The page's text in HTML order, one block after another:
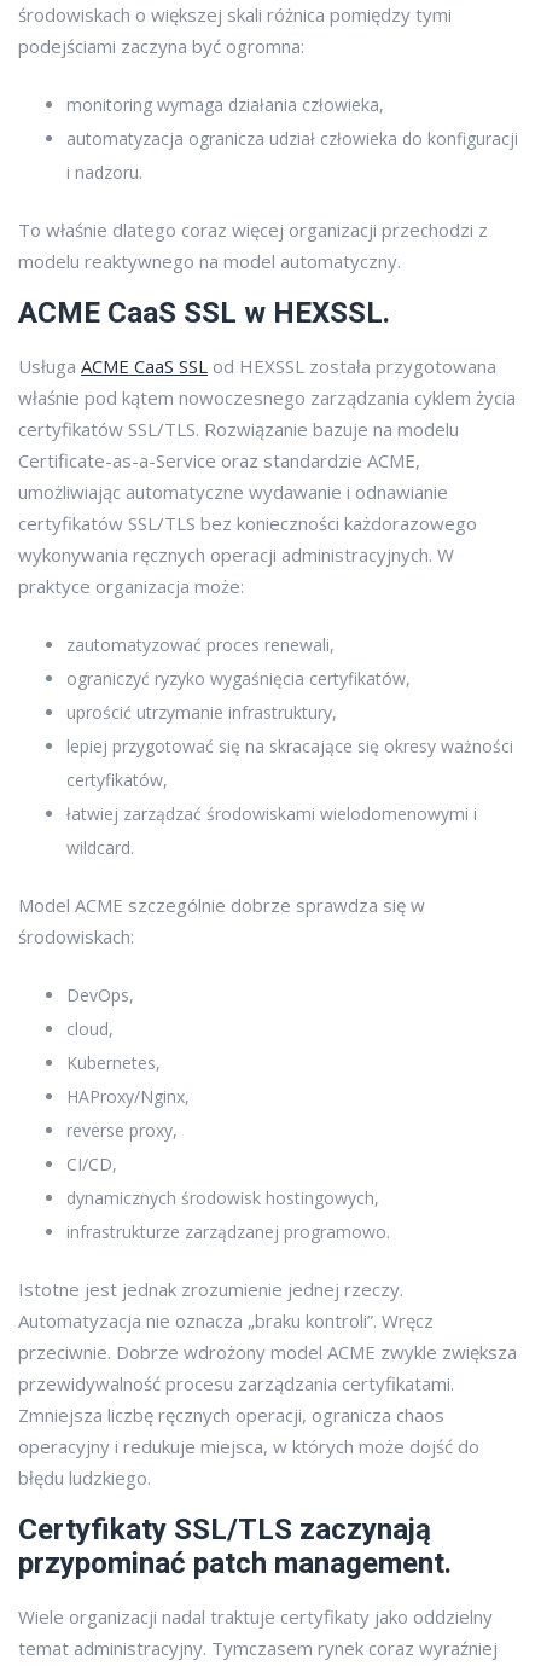
środowiskach o większej skali różnica pomiędzy tymi
podejściami zaczyna być ogromna:
monitoring wymaga działania człowieka,
automatyzacja ogranicza udział człowieka do konfiguracji
i nadzoru.
To właśnie dlatego coraz więcej organizacji przechodzi z
modelu reaktywnego na model automatyczny.
ACME CaaS SSL w HEXSSL.
Usługa ACME CaaS SSL od HEXSSL została przygotowana
właśnie pod kątem nowoczesnego zarządzania cyklem życia
certyfikatów SSL/TLS. Rozwiązanie bazuje na modelu
Certificate-as-a-Service oraz standardzie ACME,
umożliwiając automatyczne wydawanie i odnawianie
certyfikatów SSL/TLS bez konieczności każdorazowego
wykonywania ręcznych operacji administracyjnych. W
praktyce organizacja może:
zautomatyzować proces renewali,
ograniczyć ryzyko wygaśnięcia certyfikatów,
uprościć utrzymanie infrastruktury,
lepiej przygotować się na skracające się okresy ważności
certyfikatów,
łatwiej zarządzać środowiskami wielodomenowymi i
wildcard.
Model ACME szczególnie dobrze sprawdza się w
środowiskach:
DevOps,
cloud,
Kubernetes,
HAProxy/Nginx,
reverse proxy,
CI/CD,
dynamicznych środowisk hostingowych,
infrastrukturze zarządzanej programowo.
Istotne jest jednak zrozumienie jednej rzeczy.
Automatyzacja nie oznacza „braku kontroli”. Wręcz
przeciwnie. Dobrze wdrożony model ACME zwykle zwiększa
przewidywalność procesu zarządzania certyfikatami.
Zmniejsza liczbę ręcznych operacji, ogranicza chaos
operacyjny i redukuje miejsca, w których może dojść do
błędu ludzkiego.
Certyfikaty SSL/TLS zaczynają
przypominać patch management.
Wiele organizacji nadal traktuje certyfikaty jako oddzielny
temat administracyjny. Tymczasem rynek coraz wyraźniej